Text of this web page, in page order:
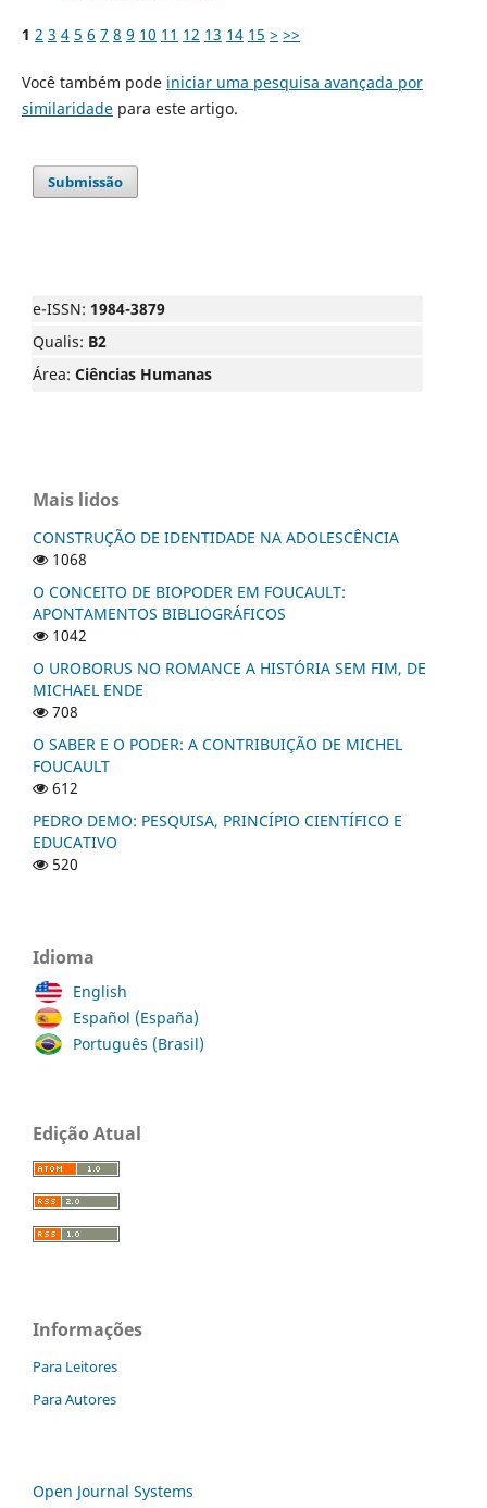
1 2 3 4 5 6 7 8 9 10 11 12 13 14 15 > >>
Você também pode iniciar uma pesquisa avançada por
similaridadepara este artigo.
Submissão
e-ISSN: 1984-3879
Qualis: B2
Área: Ciências Humanas
Mais lidos
CONSTRUÇÃO DE IDENTIDADE NA ADOLESCÊNCIA
1068
O CONCEITO DE BIOPODER EM FOUCAULT:
APONTAMENTOS BIBLIOGRÁFICOS
1042
O UROBORUS NO ROMANCE A HISTÓRIA SEM FIM, DE
MICHAEL ENDE
708
O SABER E O PODER: A CONTRIBUIÇÃO DE MICHEL
FOUCAULT
612
PEDRO DEMO: PESQUISA, PRINCÍPIO CIENTÍFICO E
EDUCATIVO
520
Idioma
English
Español (España)
Português (Brasil)
Edição Atual
Informações
Para Leitores
Para Autores
Open Journal Systems